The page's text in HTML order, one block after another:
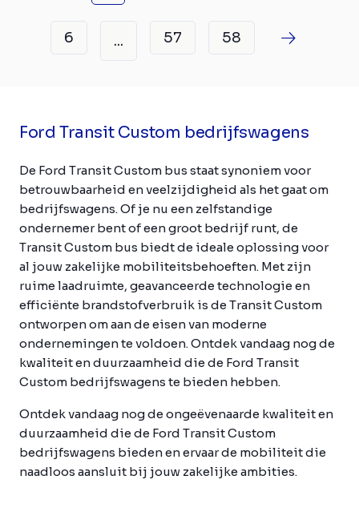
6 ... 57 58
Ford Transit Custom bedrijfswagens
De Ford Transit Custom bus staat synoniem voor
betrouwbaarheid en veelzijdigheid als het gaat om
bedrijfswagens. Of je nu een zelfstandige
ondernemer bent of een groot bedrijf runt, de
Transit Custom bus biedt de ideale oplossing voor
al jouw zakelijke mobiliteitsbehoeften. Met zijn
ruime laadruimte, geavanceerde technologie en
efficiënte brandstofverbruik is de Transit Custom
ontworpen om aan de eisen van moderne
ondernemingen te voldoen. Ontdek vandaag nog de
kwaliteit en duurzaamheid die de Ford Transit
Custom bedrijfswagens te bieden hebben.
Ontdek vandaag nog de ongeëvenaarde kwaliteit en
duurzaamheid die de Ford Transit Custom
bedrijfswagens bieden en ervaar de mobiliteit die
naadloos aansluit bij jouw zakelijke ambities.